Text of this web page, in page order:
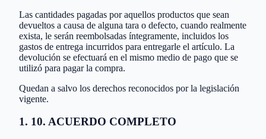
Las cantidades pagadas por aquellos productos que sean
devueltos a causa de alguna tara o defecto, cuando realmente
exista, le serán reembolsadas íntegramente, incluidos los
gastos de entrega incurridos para entregarle el artículo. La
devolución se efectuará en el mismo medio de pago que se
utilizó para pagar la compra.
Quedan a salvo los derechos reconocidos por la legislación
vigente.
1. 10. ACUERDO COMPLETO